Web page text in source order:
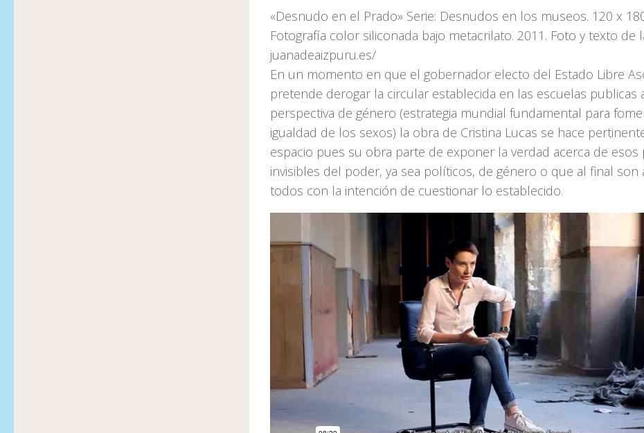
«Desnudo en el Prado» Serie: Desnudos en los museos. 120 x
Fotografía color siliconada bajo metacrilato. 2011. Foto y texto de
juanadeaizpuru.es/
En un momento en que el gobernador electo del Estado Libre
pretende derogar la circular establecida en las escuelas publicas
perspectiva de género (estrategia mundial fundamental para
igualdad de los sexos) la obra de Cristina Lucas se hace
espacio pues su obra parte de exponer la verdad acerca de esos
invisibles del poder, ya sea políticos, de género o que al final son
todos con la intención de cuestionar lo establecido.